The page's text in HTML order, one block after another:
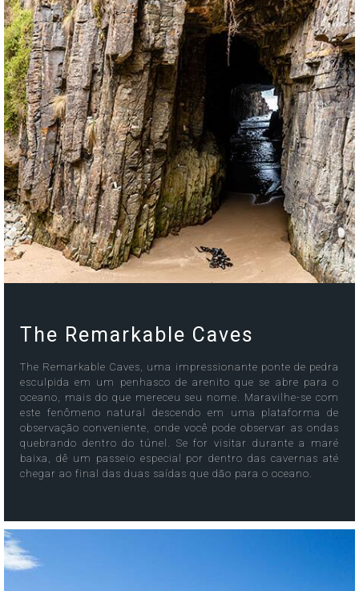
The Remarkable Caves
The Remarkable Caves, uma impressionante ponte de pedra
esculpida em um penhasco de arenito que se abre para o
oceano, mais do que mereceu seu nome. Maravilhe-se com
este fenômeno natural descendo em uma plataforma de
observação conveniente, onde você pode observar as ondas
quebrando dentro do túnel. Se for visitar durante a maré
baixa, dê um passeio especial por dentro das cavernas até
chegar ao final das duas saídas que dão para o oceano.